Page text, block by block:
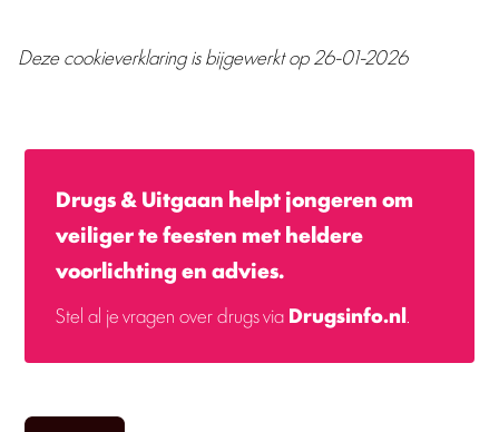
Deze cookieverklaring is bijgewerkt op 26-01-2026
Drugs & Uitgaan helpt jongeren om
veiliger te feesten met heldere
voorlichting en advies.
Stel al je vragen over drugs viaDrugsinfo.nl